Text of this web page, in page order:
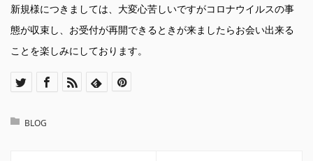
新規様につきましては、大変心苦しいですがコロナウイルスの事
態が収束し、お受付が再開できるときが来ましたらお会い出来る
ことを楽しみにしております。
BLOG